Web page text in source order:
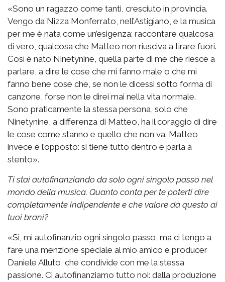
«Sono un ragazzo come tanti, cresciuto in provincia.
Vengo da Nizza Monferrato, nell’Astigiano, e la musica
per me è nata come un’esigenza: raccontare qualcosa
di vero, qualcosa che Matteo non riusciva a tirare fuori.
Così è nato Ninetynine, quella parte di me che riesce a
parlare, a dire le cose che mi fanno male o che mi
fanno bene cose che, se non le dicessi sotto forma di
canzone, forse non le direi mai nella vita normale.
Sono praticamente la stessa persona, solo che
Ninetynine, a differenza di Matteo, ha il coraggio di dire
le cose come stanno e quello che non va. Matteo
invece è l’opposto: si tiene tutto dentro e parla a
stento».
Ti stai autofinanziando da solo ogni singolo passo nel
mondo della musica. Quanto conta per te poterti dire
completamente indipendente e che valore dà questo ai
tuoi brani?
«Sì, mi autofinanzio ogni singolo passo, ma ci tengo a
fare una menzione speciale al mio amico e producer
Daniele Alluto, che condivide con me la stessa
passione. Ci autofinanziamo tutto noi: dalla produzione